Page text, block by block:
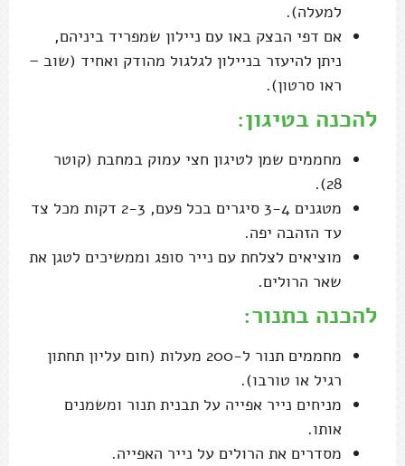
למעלה).
אם דפי הבצק באו עם ניילון שמפריד ביניהם,
ניתן להיעזר בניילון לגלגול מהודק ואחיד (שוב –
ראו סרטון).
להכנה בטיגון:
מחממים שמן לטיגון חצי עמוק במחבת (קוטר
28).
מטגנים 3-4 סיגרים בכל פעם, 2-3 דקות מכל צד
עד הזהבה יפה.
מוציאים לצלחת עם נייר סופג וממשיכים לטגן את
שאר הרולים.
להכנה בתנור:
מחממים תנור ל-200 מעלות (חום עליון תחתון
רגיל או טורבו).
מניחים נייר אפייה על תבנית תנור ומשמנים
אותו.
מסדרים את הרולים על נייר האפייה.